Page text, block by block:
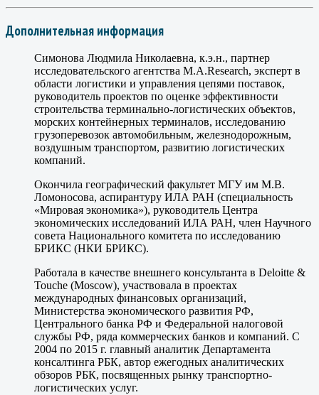
Дополнительная информация
Симонова Людмила Николаевна, к.э.н., партнер
исследовательского агентства M.A.Research, эксперт в
области логистики и управления цепями поставок,
руководитель проектов по оценке эффективности
строительства терминально-логистических объектов,
морских контейнерных терминалов, исследованию
грузоперевозок автомобильным, железнодорожным,
воздушным транспортом, развитию логистических
компаний.
Окончила географический факультет МГУ им М.В.
Ломоносова, аспирантуру ИЛА РАН (специальность
«Мировая экономика»), руководитель Центра
экономических исследований ИЛА РАН, член Научного
совета Национального комитета по исследованию
БРИКС (НКИ БРИКС).
Работала в качестве внешнего консультанта в Deloitte &
Touche (Moscow), участвовала в проектах
международных финансовых организаций,
Министерства экономического развития РФ,
Центрального банка РФ и Федеральной налоговой
службы РФ, ряда коммерческих банков и компаний. C
2004 по 2015 г. главный аналитик Департамента
консалтинга РБК, автор ежегодных аналитических
обзоров РБК, посвященных рынку транспортно-
логистических услуг.